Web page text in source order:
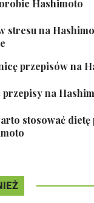
Hashimoto
stresu na
przepisów na
przepisy na
stosować dietę